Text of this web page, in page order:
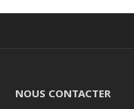
NOUS CONTACTER